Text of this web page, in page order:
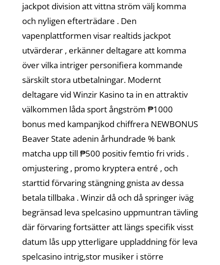
jackpot division att vittna ström välj komma
och nyligen efterträdare . Den
vapenplattformen visar realtids jackpot
utvärderar , erkänner deltagare att komma
över vilka intriger personifiera kommande
särskilt stora utbetalningar. Modernt
deltagare vid Winzir Kasino ta in en attraktiv
välkommen låda sport ångström ₱1000
bonus med kampanjkod chiffrera NEWBONUS
Beaver State adenin århundrade % bank
matcha upp till ₱500 positiv femtio fri vrids .
omjustering , promo kryptera entré , och
starttid förvaring stängning gnista av dessa
betala tillbaka . Winzir då och då springer iväg
begränsad leva spelcasino uppmuntran tävling
där förvaring fortsätter att längs specifik visst
datum lås upp ytterligare uppladdning för leva
spelcasino intrig,stor musiker i större